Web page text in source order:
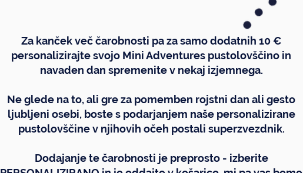
Za kanček več čarobnosti pa za samo dodatnih 10 €
personalizirajte svojo Mini Adventures pustolovščino in
navaden dan spremenite v nekaj izjemnega.
Ne glede na to, ali gre za pomemben rojstni dan ali gesto
ljubljeni osebi, boste s podarjanjem naše personalizirane
pustolovščine v njihovih očeh postali superzvezdnik.
Dodajanje te čarobnosti je preprosto - izberite